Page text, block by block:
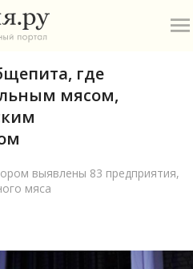
О
где
мясом,
выявлены 83 предприятия,
мяса